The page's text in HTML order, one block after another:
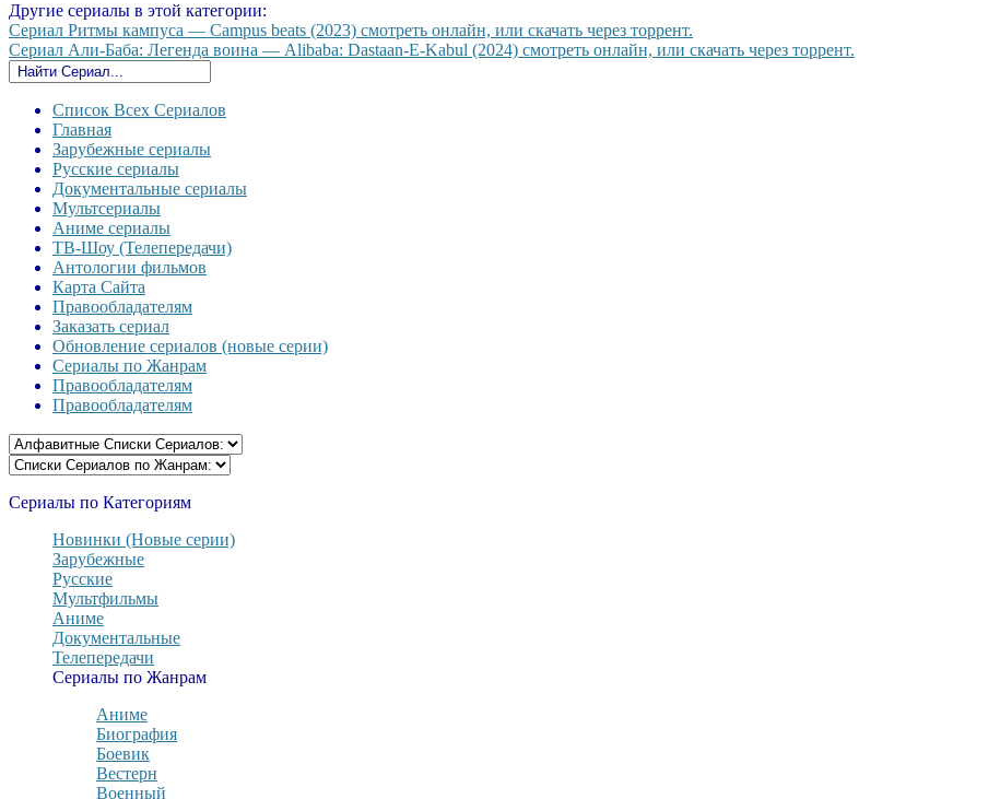
Другие сериалы в этой категории:
Сериал Ритмы кампуса — Campus beats (2023) смотреть онлайн, или скачать через торрент.
Сериал Али-Баба: Легенда воина — Alibaba: Dastaan-E-Kabul (2024) смотреть онлайн, или скачать через торрент.
Список Всех Сериалов
Главная
Зарубежные сериалы
Русские сериалы
Документальные сериалы
Мультсериалы
Аниме сериалы
ТВ-Шоу (Телепередачи)
Антологии фильмов
Карта Сайта
Правообладателям
Заказать сериал
Обновление сериалов (новые серии)
Сериалы по Жанрам
Правообладателям
Правообладателям
Сериалы по Категориям
Новинки (Новые серии)
Зарубежные
Русские
Мультфильмы
Аниме
Документальные
Телепередачи
Сериалы по Жанрам
Аниме
Биография
Боевик
Вестерн
Военный